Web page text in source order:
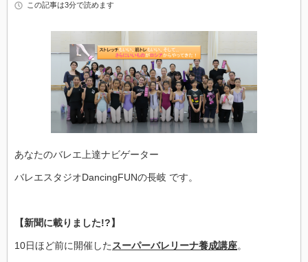
ク
ー
ニ
ン
グ
が
学
べ
る
二
の
座
は
この記事は3分で読めます
あなたのバレエ上達ナビゲーター
バレエスタジオDancingFUNの長岐 です。
【新聞に載りました!?】
10日ほど前に開催した スーパーバレリーナ養成講座。